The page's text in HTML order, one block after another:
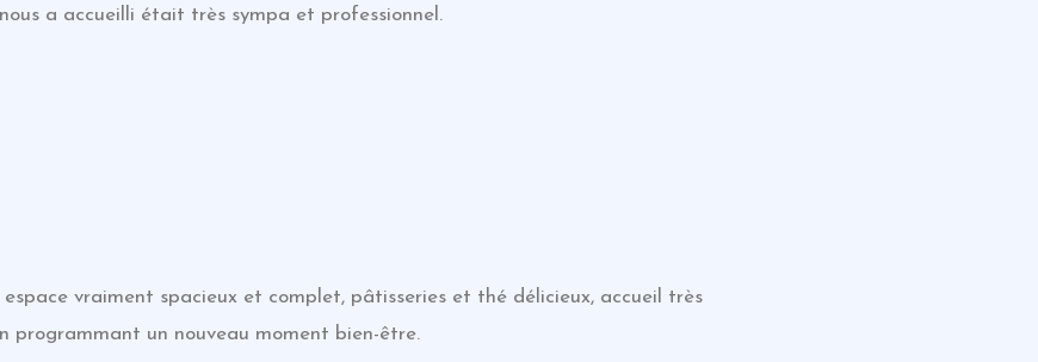
a accueilli était très sympa et professionnel.
vraiment spacieux et complet, pâtisseries et thé délicieux, accueil très
programmant un nouveau moment bien-être.